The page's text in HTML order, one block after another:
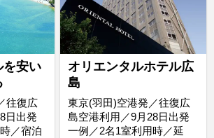
を安い
往復広
日出発
／宿泊
オリエンタルホテル広
島
東京(羽田)空港発／往復広
島空港利用／9月28日出発
一例／2名1室利用時／延